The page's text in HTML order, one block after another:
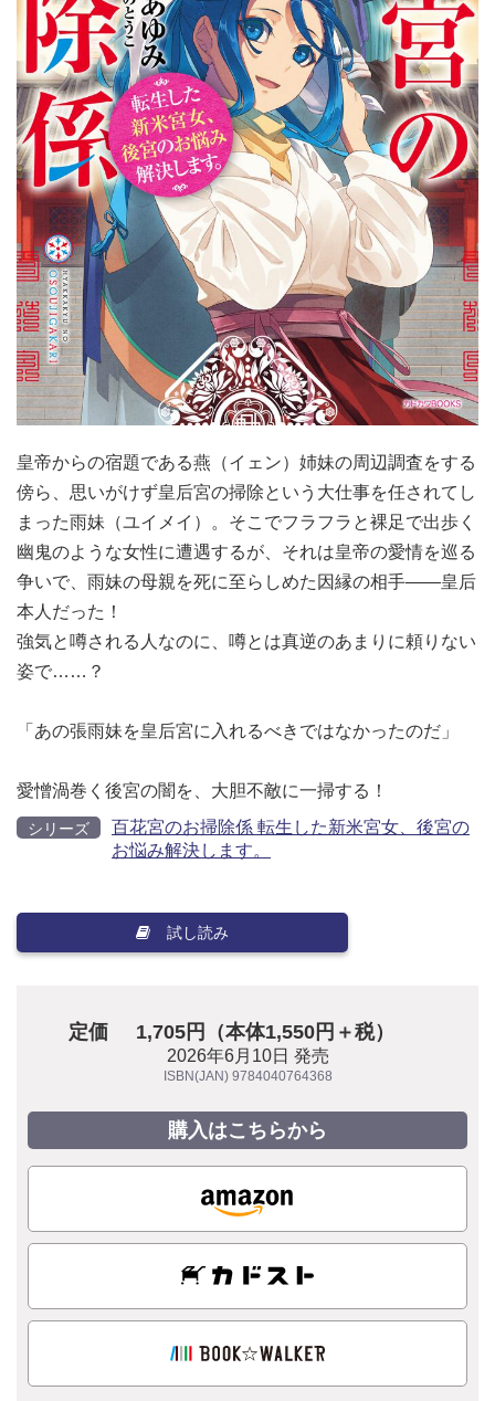
皇帝からの宿題である燕（イェン）姉妹の周辺調査をする
傍ら、思いがけず皇后宮の掃除という大仕事を任されてし
まった雨妹（ユイメイ）。そこでフラフラと裸足で出歩く
幽鬼のような女性に遭遇するが、それは皇帝の愛情を巡る
争いで、雨妹の母親を死に至らしめた因縁の相手――皇后
本人だった！
強気と噂される人なのに、噂とは真逆のあまりに頼りない
姿で……？
「あの張雨妹を皇后宮に入れるべきではなかったのだ」
愛憎渦巻く後宮の闇を、大胆不敵に一掃する！
シリーズ
百花宮のお掃除係 転生した新米宮女、後宮の
お悩み解決します。
試し読み
定価 1,705円（本体1,550円＋税）
2026年6月10日 発売
ISBN(JAN) 9784040764368
購入はこちらから